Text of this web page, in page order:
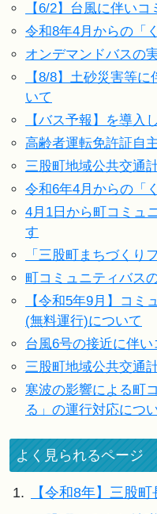
【6/2】台風に伴い
令和8年4月からの「
オンデマンドバスの
【8/8】土砂災害等
いて
【バス予報】を導入
高齢者運転免許証自
三股町地域公共交通
令和6年4月からの「
4月1日から町コミュ
す
「三股町まちづくり
町コミュニティバス
【令和5年9月】コミ
(無料運行)について
台風6号の接近に伴
三股町地域公共交通
寒波の影響による町
る」の運行対応につ
よく見られるページ
1.
【令和8年】三股